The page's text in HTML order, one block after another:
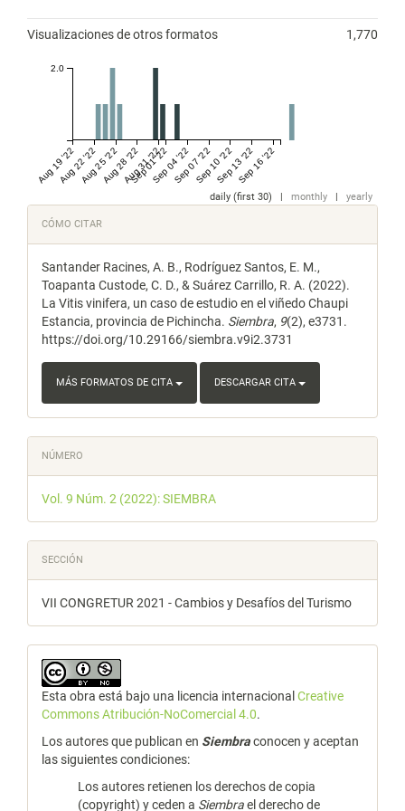
Visualizaciones de otros formatos 1,770
Aug 19 '22Aug 22 '22Aug 25 '22Aug 28 '22Aug 31 '22
Sep 01 '22Sep 04 '22Sep 07 '22Sep 10 '22Sep 13 '22Sep 16 '22
2.0
daily (first 30) monthly yearly
Detalles
del
artículo
CÓMO CITAR
Santander Racines, A. B., Rodríguez Santos, E. M.,
Toapanta Custode, C. D., & Suárez Carrillo, R. A. (2022).
La Vitis vinifera, un caso de estudio en el viñedo Chaupi
Estancia, provincia de Pichincha. Siembra, 9(2), e3731.
https://doi.org/10.29166/siembra.v9i2.3731
MÁS FORMATOS DE CITA DESCARGAR CITA
NÚMERO
Vol. 9 Núm. 2 (2022): SIEMBRA
SECCIÓN
VII CONGRETUR 2021 - Cambios y Desafíos del Turismo
Esta obra está bajo una licencia internacional Creative
Commons Atribución-NoComercial 4.0.
Los autores que publican en Siembraconocen y aceptan
las siguientes condiciones:
Los autores retienen los derechos de copia
(copyright) y ceden a Siembrael derecho de